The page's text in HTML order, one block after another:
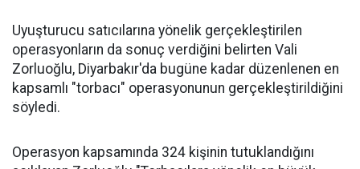
Uyuşturucu satıcılarına yönelik gerçekleştirilen
operasyonların da sonuç verdiğini belirten Vali
Zorluoğlu, Diyarbakır'da bugüne kadar düzenlenen en
kapsamlı "torbacı" operasyonunun gerçekleştirildiğini
söyledi.
Operasyon kapsamında 324 kişinin tutuklandığını